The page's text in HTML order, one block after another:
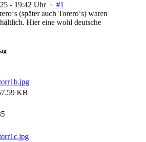
- 19:42 Uhr · #1
(später auch Torero‘s) waren
Hier eine wohl deutsche
KB